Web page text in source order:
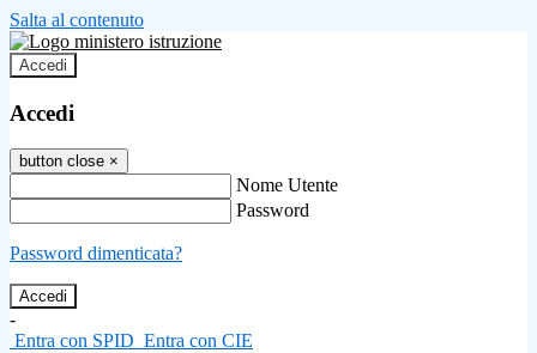
Salta al contenuto
Accedi
Accedi
button close ×
Nome Utente
Password
Password dimenticata?
-
Entra con SPID Entra con CIE